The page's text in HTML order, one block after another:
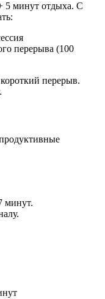
5 минут отдыха. С
перерыва (100
перерыв.
минут.